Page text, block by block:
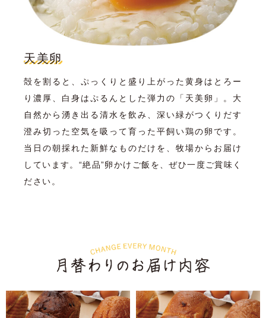
天美卵
殻を割ると、ぷっくりと盛り上がった黄身はとろー
り濃厚、白身はぷるんとした弾力の「天美卵」。大
自然から湧き出る清水を飲み、深い緑がつくりだす
澄み切った空気を吸って育った平飼い鶏の卵です。
当日の朝採れた新鮮なものだけを、牧場からお届け
しています。“絶品”卵かけご飯を、ぜひ一度ご賞味く
ださい。